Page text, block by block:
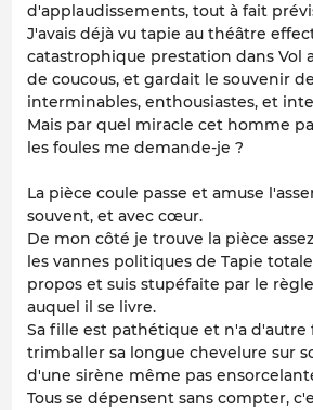
d'applaudissements, tout à fait
J'avais déjà vu tapie au théâtre
catastrophique prestation dans Vol
de coucous, et gardait le souvenir
interminables, enthousiastes, et
Mais par quel miracle cet homme
les foules me demande-je ?
La pièce coule passe et amuse
souvent, et avec cœur.
De mon côté je trouve la pièce
les vannes politiques de Tapie
propos et suis stupéfaite par le
auquel il se livre.
Sa fille est pathétique et n'a
trimballer sa longue chevelure sur
d'une sirène même pas
Tous se dépensent sans compter,